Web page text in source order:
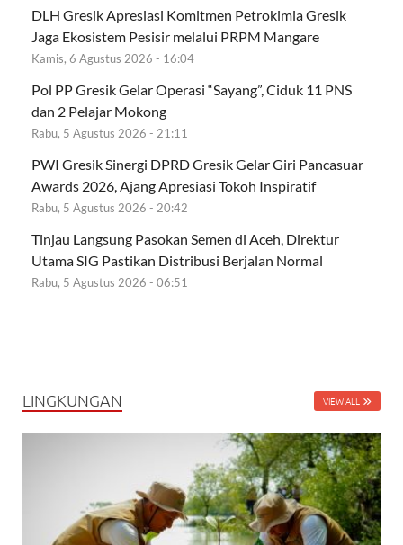
DLH Gresik Apresiasi Komitmen Petrokimia Gresik
Jaga Ekosistem Pesisir melalui PRPM Mangare
Kamis, 6 Agustus 2026 - 16:04
Pol PP Gresik Gelar Operasi “Sayang”, Ciduk 11 PNS
dan 2 Pelajar Mokong
Rabu, 5 Agustus 2026 - 21:11
PWI Gresik Sinergi DPRD Gresik Gelar Giri Pancasuar
Awards 2026, Ajang Apresiasi Tokoh Inspiratif
Rabu, 5 Agustus 2026 - 20:42
Tinjau Langsung Pasokan Semen di Aceh, Direktur
Utama SIG Pastikan Distribusi Berjalan Normal
Rabu, 5 Agustus 2026 - 06:51
LINGKUNGAN VIEW ALL